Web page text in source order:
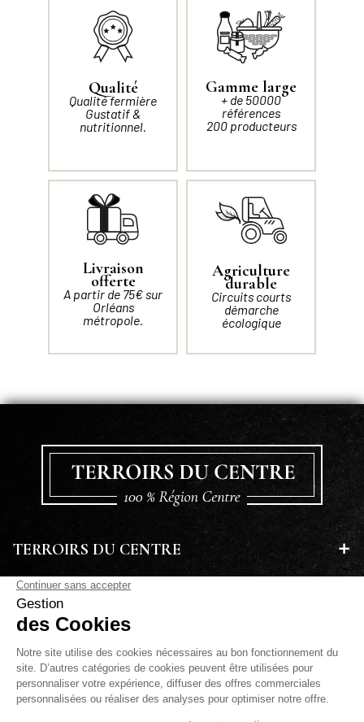
Qualité
Qualité fermière
Gustatif &
nutritionnel.
Gamme large
+ de 50000
références
200 producteurs
Livraison
offerte
A partir de 75€ sur
Orléans
métropole.
Agriculture
durable
Circuits courts
démarche
écologique
TERROIRS DU CENTRE
EN SAVOIR PLUS
A PROPOS
LETTRE D'INFORMATIONS
PAIEMENT SÉCURISÉ